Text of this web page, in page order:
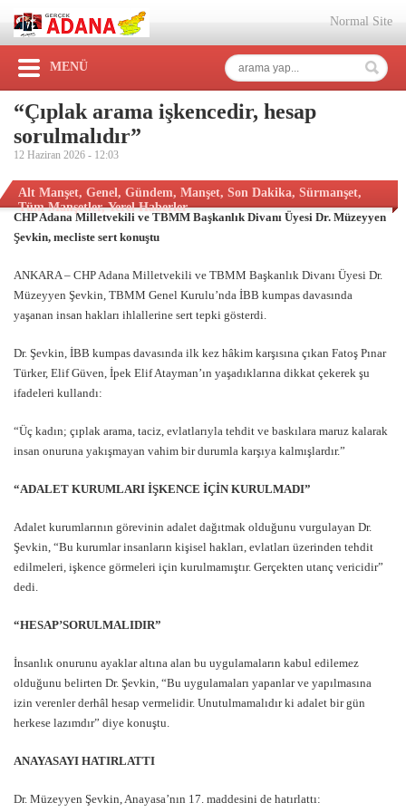
Normal Site
MENÜ
“Çıplak arama işkencedir, hesap
sorulmalıdır”
12 Haziran 2026 - 12:03
Alt Manşet, Genel, Gündem, Manşet, Son Dakika, Sürmanşet,
Tüm Manşetler,Yerel Haberler
CHP Adana Milletvekili ve TBMM Başkanlık Divanı Üyesi Dr. Müzeyyen
Şevkin, mecliste sert konuştu
ANKARA – CHP Adana Milletvekili ve TBMM Başkanlık Divanı Üyesi Dr.
Müzeyyen Şevkin, TBMM Genel Kurulu’nda İBB kumpas davasında
yaşanan insan hakları ihlallerine sert tepki gösterdi.
Dr. Şevkin, İBB kumpas davasında ilk kez hâkim karşısına çıkan Fatoş Pınar
Türker, Elif Güven, İpek Elif Atayman’ın yaşadıklarına dikkat çekerek şu
ifadeleri kullandı:
“Üç kadın; çıplak arama, taciz, evlatlarıyla tehdit ve baskılara maruz kalarak
insan onuruna yakışmayan vahim bir durumla karşıya kalmışlardır.”
“ADALET KURUMLARI İŞKENCE İÇİN KURULMADI”
Adalet kurumlarının görevinin adalet dağıtmak olduğunu vurgulayan Dr.
Şevkin, “Bu kurumlar insanların kişisel hakları, evlatları üzerinden tehdit
edilmeleri, işkence görmeleri için kurulmamıştır. Gerçekten utanç vericidir”
dedi.
“HESAP’SORULMALIDIR”
İnsanlık onurunu ayaklar altına alan bu uygulamaların kabul edilemez
olduğunu belirten Dr. Şevkin, “Bu uygulamaları yapanlar ve yapılmasına
izin verenler derhâl hesap vermelidir. Unutulmamalıdır ki adalet bir gün
herkese lazımdır” diye konuştu.
ANAYASAYI HATIRLATTI
Dr. Müzeyyen Şevkin, Anayasa’nın 17. maddesini de hatırlattı: